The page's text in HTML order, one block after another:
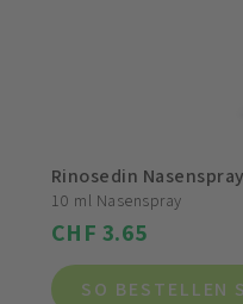
Rinosedin
10 ml Nasenspray
CHF 3.65
SO BESTELLEN